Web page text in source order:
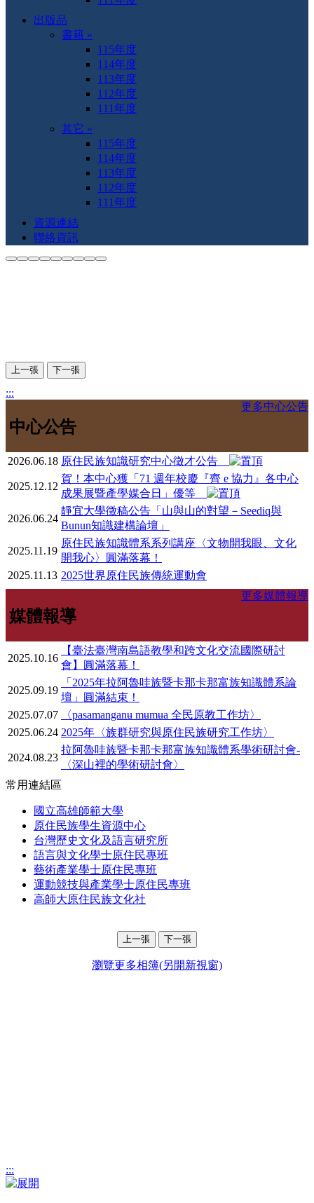
出版品
書籍 »
115年度
114年度
113年度
112年度
111年度
其它 »
115年度
114年度
113年度
112年度
111年度
資源連結
聯絡資訊
上一張 下一張
:::
中心公告
更多中心公告
2026.06.18 原住民族知識研究中心徵才公告
2025.12.12
賀！本中心獲「71 週年校慶『齊 e 協力』各中心
成果展暨產學媒合日」優等
2026.06.24
靜宜大學徵稿公告「山與山的對望－Seediq與
Bunun知識建構論壇」
2025.11.19
原住民族知識體系系列講座〈文物開我眼、文化
開我心〉圓滿落幕！
2025.11.13 2025世界原住民族傳統運動會
媒體報導
更多媒體報導
2025.10.16
【臺法臺灣南島語教學和跨文化交流國際研討
會】圓滿落幕！
2025.09.19
「2025年拉阿魯哇族暨卡那卡那富族知識體系論
壇」圓滿結束！
2025.07.07
〈pasamanganʉ mʉmʉa 全民原教工作坊〉
2025.06.24 2025年〈族群研究與原住民族研究工作坊〉
2024.08.23
拉阿魯哇族暨卡那卡那富族知識體系學術研討會-
〈深山裡的學術研討會〉
常用連結區
國立高雄師範大學
原住民族學生資源中心
台灣歷史文化及語言研究所
語言與文化學士原住民專班
藝術產業學士原住民專班
運動競技與產業學士原住民專班
高師大原住民族文化社
上一張 下一張
瀏覽更多相簿(另開新視窗)
:::